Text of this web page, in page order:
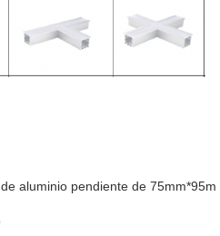
aluminio pendiente de 75mm*95m